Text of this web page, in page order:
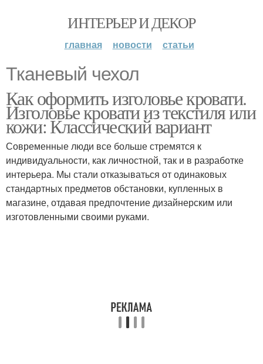
ИНТЕРЬЕР И ДЕКОР
главная новости статьи
Тканевый чехол
Как оформить изголовье кровати.
Изголовье кровати из текстиля или
кожи: Классический вариант
Современные люди все больше стремятся к
индивидуальности, как личностной, так и в разработке
интерьера. Мы стали отказываться от одинаковых
стандартных предметов обстановки, купленных в
магазине, отдавая предпочтение дизайнерским или
изготовленными своими руками.